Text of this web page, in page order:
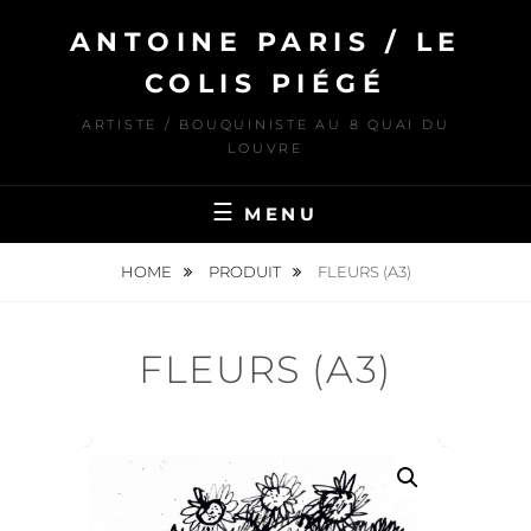
ANTOINE PARIS / LE
COLIS PIÉGÉ
ARTISTE / BOUQUINISTE AU 8 QUAI DU
LOUVRE
MENU
HOME PRODUIT FLEURS (A3)
FLEURS (A3)